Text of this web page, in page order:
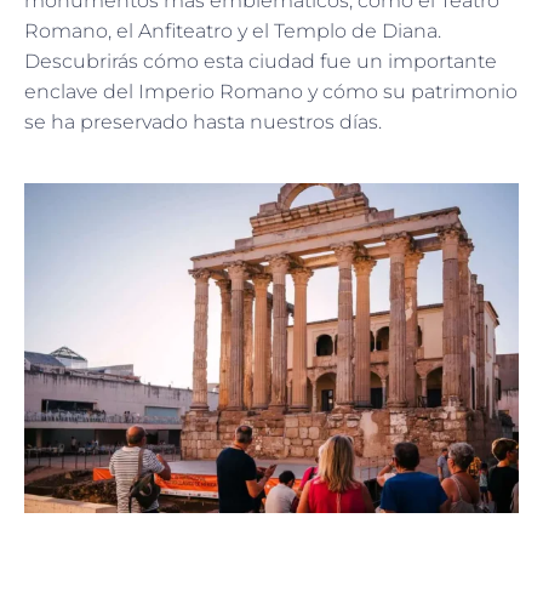
Romano, el Anfiteatro y el Templo de Diana.
Descubrirás cómo esta ciudad fue un importante
enclave del Imperio Romano y cómo su patrimonio
se ha preservado hasta nuestros días.